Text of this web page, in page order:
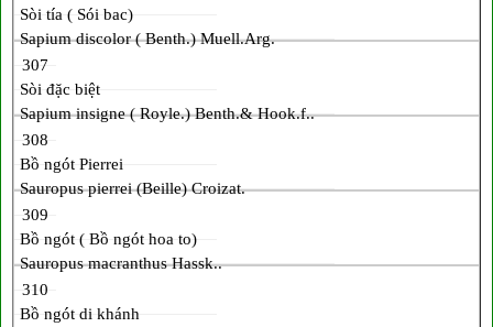
Sòi tía ( Sói bac)
Sapium discolor ( Benth.) Muell.Arg.
307
Sòi đặc biệt
Sapium insigne ( Royle.) Benth.& Hook.f..
308
Bồ ngót Pierrei
Sauropus pierrei (Beille) Croizat.
309
Bồ ngót ( Bồ ngót hoa to)
Sauropus macranthus Hassk..
310
Bồ ngót di khánh